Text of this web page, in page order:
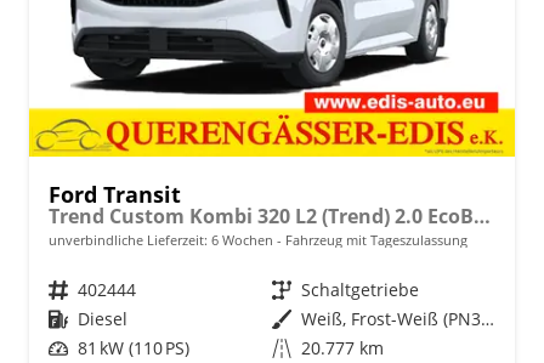
Ford Transit
Trend Custom Kombi 320 L2 (Trend) 2.0 EcoBlue 81kW (110 PS) 6-Gang Schaltgetriebe
unverbindliche Lieferzeit: 6 Wochen Fahrzeug mit Tageszulassung
Fahrzeugnr. 402444 Getriebe Schaltgetriebe
Kraftstoff Diesel Außenfarbe
Weiß, Frost-Weiß (PN3GZ0)
Leistung 81 kW (110 PS) Kilometerstand 20.777 km